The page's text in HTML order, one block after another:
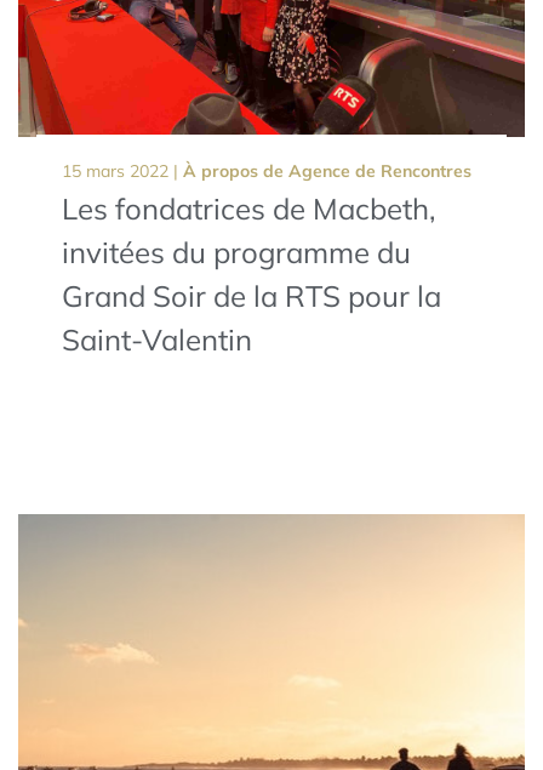
15 mars 2022 | À propos de Agence de Rencontres
Les fondatrices de Macbeth,
invitées du programme du
Grand Soir de la RTS pour la
Saint-Valentin